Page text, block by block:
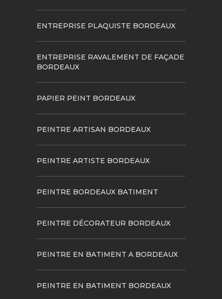
ENTREPRISE PLAQUISTE BORDEAUX
ENTREPRISE RAVALEMENT DE FAÇADE
BORDEAUX
PAPIER PEINT BORDEAUX
PEINTRE ARTISAN BORDEAUX
PEINTRE ARTISTE BORDEAUX
PEINTRE BORDEAUX BATIMENT
PEINTRE DÉCORATEUR BORDEAUX
PEINTRE EN BATIMENT A BORDEAUX
PEINTRE EN BATIMENT BORDEAUX